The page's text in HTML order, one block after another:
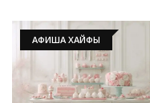
АФИША ХАЙФЫ